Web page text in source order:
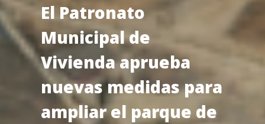
El Patronato
Municipal de
Vivienda aprueba
nuevas medidas para
ampliar el parque de